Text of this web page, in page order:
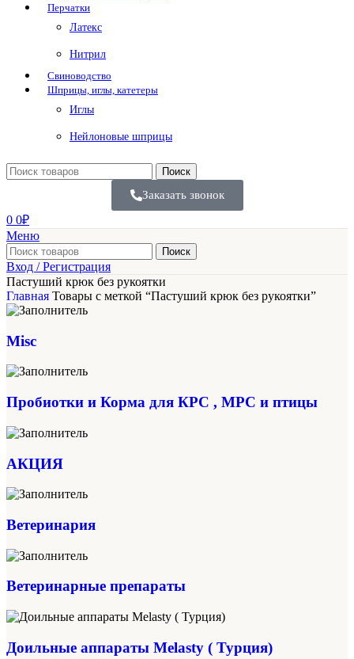
Перчатки
Латекс
Нитрил
Свиноводство
Шприцы, иглы, катетеры
Иглы
Нейлоновые шприцы
Поиск
Заказать звонок
0 0₽
Меню
Поиск
Вход / Регистрация
Пастуший крюк без рукоятки
Главная Товары с меткой “Пастуший крюк без рукоятки”
Misc
Пробиотки и Корма для КРС , МРС и птицы
АКЦИЯ
Ветеринария
Ветеринарные препараты
Доильные аппараты Melasty ( Турция)